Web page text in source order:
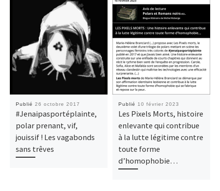
Publié 26 octobre 2017
#Jenaipasportéplainte,
polar prenant, vif,
jouissif ! Les vagabonds
sans trêves
Publié 10 février 2023
Les Pixels Morts, histoire
enlevante qui contribue
à la lutte légitime contre
toute forme
d’homophobie…